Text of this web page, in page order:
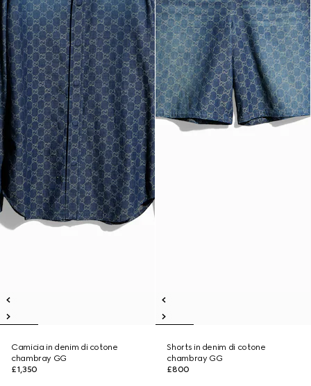
Camicia in denim di cotone
chambray GG
£1,350
Shorts in denim di cotone
chambray GG
£800